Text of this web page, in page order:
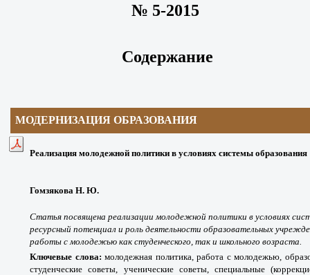
№ 5-2015
Содержание
МОДЕРНИЗАЦИЯ ОБРАЗОВАНИЯ
Реализация молодежной политики в условиях системы образования
Гомзякова Н. Ю.
Статья посвящена реализации молодежной политики в условиях
ресурсный потенциал и роль деятельности образовательных
работы с молодежью как студенческого, так и школьного возраста.
Ключевые слова:молодежная политика, работа с молодежью,
студенческие советы, ученические советы, специальные